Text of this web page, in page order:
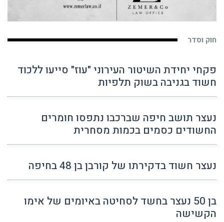
חוק וסדר
פקחי יחידת השיטור העירוני "עוז" סייעו ללכוד
חשוד בגניבה בשוק תלפיות
נעצר תושב חיפה שברכבו נתפסו חומרים
החשודים כסמים בכמות מסחרית
נעצר חשוד בדקירתו של קורבן בן 48 בחיפה
בן 50 נעצר בחשד לסחיטה באיומים של אימו
הקשישה